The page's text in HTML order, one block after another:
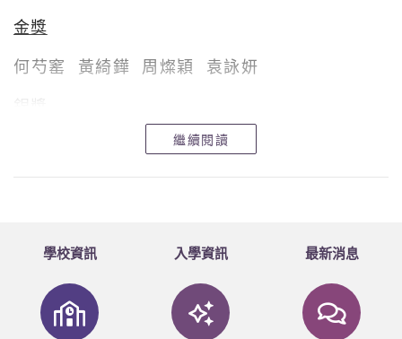
金獎
何芍窰 黃綺鏵 周燦穎 袁詠妍
金愉鈴 張雅婷 孟詩雅 張卓嘉 葉桐欣 郭慧
莫俊希 黃浠桐 冼敬軒 蘇怡 黃頌恩 朱卓瑤
另外，視藝科同學亦在不同賽事中榮獲佳績，名單
如下:
繼續閱讀
學校資訊 入學資訊 最新消息